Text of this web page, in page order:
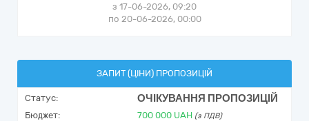
з 17-06-2026, 09:20
по 20-06-2026, 00:00
ЗАПИТ (ЦІНИ) ПРОПОЗИЦІЙ
Статус: ОЧІКУВАННЯ ПРОПОЗИЦІЙ
Бюджет: 700 000 UAH (з ПДВ)